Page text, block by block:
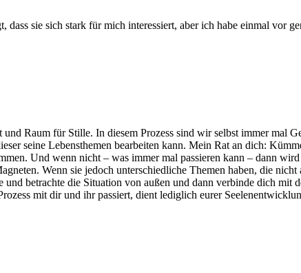
sie sich stark für mich interessiert, aber ich habe einmal vor
Raum für Stille. In diesem Prozess sind wir selbst immer mal
seine Lebensthemen bearbeiten kann. Mein Rat an dich:
Und wenn nicht – was immer mal passieren kann – dann
Wenn sie jedoch unterschiedliche Themen haben, die nicht
betrachte die Situation von außen und dann verbinde dich mit
mit dir und ihr passiert, dient lediglich eurer